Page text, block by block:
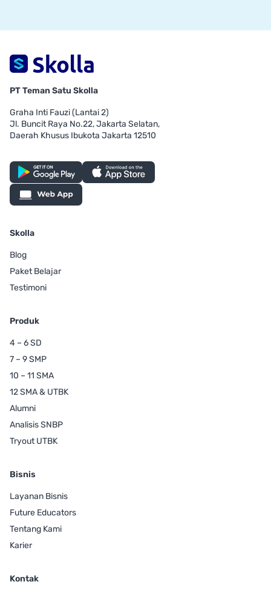
PT Teman Satu Skolla
Graha Inti Fauzi (Lantai 2)
Jl. Buncit Raya No.22, Jakarta Selatan,
Daerah Khusus Ibukota Jakarta 12510
Skolla
Blog
Paket Belajar
Testimoni
Produk
4 – 6 SD
7 – 9 SMP
10 – 11 SMA
12 SMA & UTBK
Alumni
Analisis SNBP
Tryout UTBK
Bisnis
Layanan Bisnis
Future Educators
Tentang Kami
Karier
Kontak